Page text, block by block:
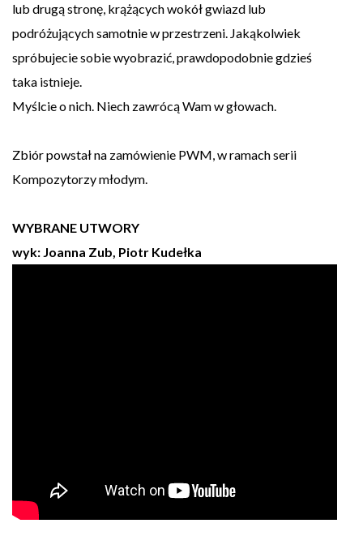
lub drugą stronę, krążących wokół gwiazd lub
podróżujących samotnie w przestrzeni. Jakąkolwiek
spróbujecie sobie wyobrazić, prawdopodobnie gdzieś
taka istnieje.
Myślcie o nich. Niech zawrócą Wam w głowach.
Zbiór powstał na zamówienie PWM, w ramach serii
Kompozytorzy młodym.
WYBRANE UTWORY
wyk: Joanna Zub, Piotr Kudełka